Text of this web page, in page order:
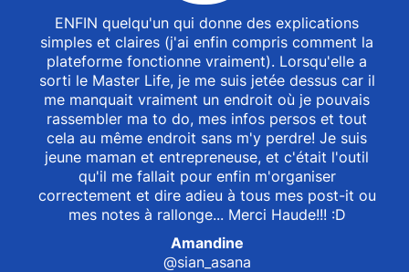
ENFIN quelqu'un qui donne des explications
simples et claires (j'ai enfin compris comment la
plateforme fonctionne vraiment). Lorsqu'elle a
sorti le Master Life, je me suis jetée dessus car il
me manquait vraiment un endroit où je pouvais
rassembler ma to do, mes infos persos et tout
cela au même endroit sans m'y perdre! Je suis
jeune maman et entrepreneuse, et c'était l'outil
qu'il me fallait pour enfin m'organiser
correctement et dire adieu à tous mes post-it ou
mes notes à rallonge... Merci Haude!!! :D
Amandine
@sian_asana